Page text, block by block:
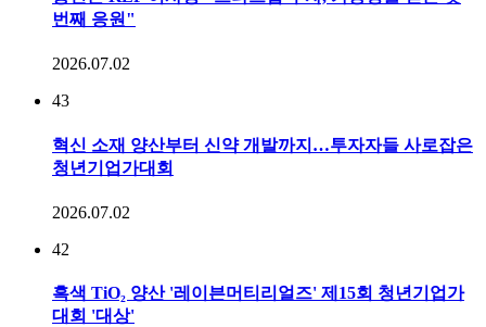
번째 응원"
2026.07.02
43
혁신 소재 양산부터 신약 개발까지…투자자들 사로잡은
청년기업가대회
2026.07.02
42
흑색 TiO₂ 양산 '레이븐머티리얼즈' 제15회 청년기업가
대회 '대상'